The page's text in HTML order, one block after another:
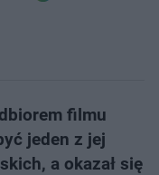
filmu
jeden z jej
a okazał się